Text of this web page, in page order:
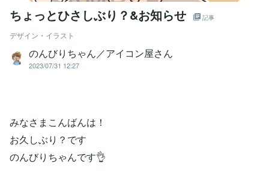
ちょっとひさしぶり？&お知らせ 記事
デザイン・イラスト
のんびりちゃん／アイコン屋さん
2023/07/31 12:27
みなさまこんばんは！
お久しぶり？です
のんびりちゃんです👌